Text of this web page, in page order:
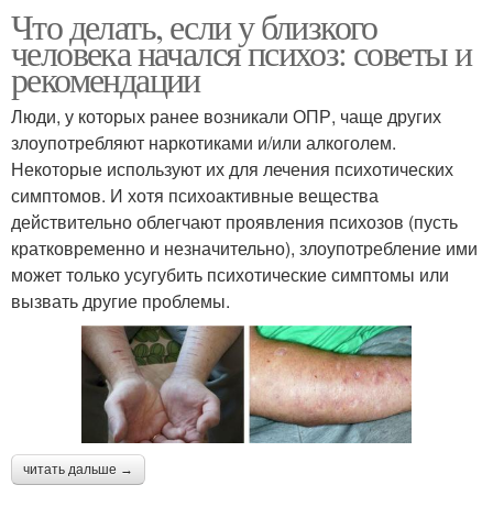
Что делать, если у близкого
человека начался психоз: советы и
рекомендации
Люди, у которых ранее возникали ОПР, чаще других
злоупотребляют наркотиками и/или алкоголем.
Некоторые используют их для лечения психотических
симптомов. И хотя психоактивные вещества
действительно облегчают проявления психозов (пусть
кратковременно и незначительно), злоупотребление ими
может только усугубить психотические симптомы или
вызвать другие проблемы.
читать дальше →